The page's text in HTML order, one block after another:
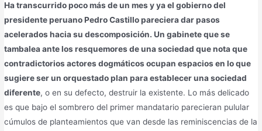
Ha transcurrido poco más de un mes y ya el gobierno del
presidente peruano Pedro Castillo pareciera dar pasos
acelerados hacia su descomposición. Un gabinete que se
tambalea ante los resquemores de una sociedad que nota que
contradictorios actores dogmáticos ocupan espacios en lo que
sugiere ser un orquestado plan para establecer una sociedad
diferente, o en su defecto, destruir la existente. Lo más delicado
es que bajo el sombrero del primer mandatario parecieran pulular
cúmulos de planteamientos que van desde las reminiscencias de la